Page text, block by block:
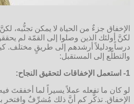
الإخفاق جزءٌ من الحياة لا يمكن تجنُّبه،
لكنَّ أولئك الذين وصلوا إلى القمّة لم
والتطلُّع إلى المستقبل:
1- استعمل الإخفاقات لتحقيق النجاح:
لو كان ما تفعله عملاً يسيراً لما أخفقتَ
الإخفاق. تذكَّر كم أنَّ ذلك مُشرِّفٌ وافتخر